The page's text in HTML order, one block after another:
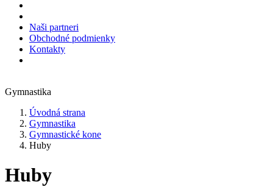
Naši partneri
Obchodné podmienky
Kontakty
Gymnastika
Úvodná strana
Gymnastika
Gymnastické kone
Huby
Huby